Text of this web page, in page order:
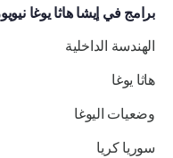
برامج في إيشا هاثا يوغا
الهندسة الداخلية
هاثا يوغا
وضعيات اليوغا
سوريا كريا